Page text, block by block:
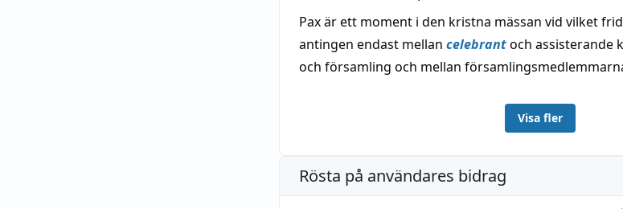
Pax är ett moment i den kristna mässan vid vilket
antingen endast mellan celebrantoch assisterande
och församling och mellan
Visa fler
Rösta på användares bidrag